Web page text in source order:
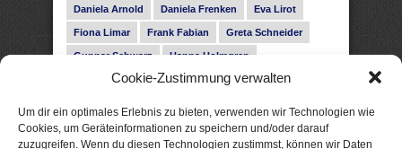
Cookie-Zustimmung verwalten
Um dir ein optimales Erlebnis zu bieten, verwenden wir Technologien wie
Cookies, um Geräteinformationen zu speichern und/oder darauf
zuzugreifen. Wenn du diesen Technologien zustimmst, können wir Daten
Daniela Arnold Daniela Frenken Eva Lirot
Fiona Limar Frank Fabian Greta Schneider
Gunnar Schwarz Hanna Holmgren
Heike Fröhling Ina Glahe Ivo Pala J. Vellguth
Leonie Haubrich Lilly Labord Livia Pipes